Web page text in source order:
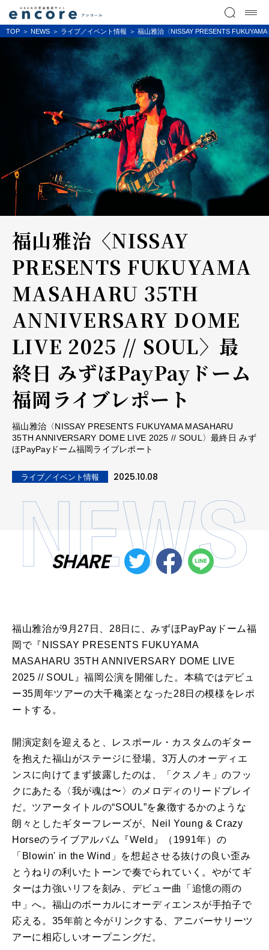
TOP NEWS ライブ／イベント情報 福山雅治〈NISSAY PRESENTS
福山雅治〈NISSAY
PRESENTS FUKUYAMA
MASAHARU 35TH
ANNIVERSARY DOME
LIVE 2025 // SOUL〉最
終日 みずほPayPayドーム
福岡ライブレポート
福山雅治〈NISSAY PRESENTS FUKUYAMA MASAHARU
35TH ANNIVERSARY DOME LIVE 2025 // SOUL〉最終日 みず
ほPayPayドーム福岡ライブレポート
ライブ／イベント情報 2025.10.08
SHARE
福山雅治が9月27日、28日に、みずほPayPayドーム福
岡で『NISSAY PRESENTS FUKUYAMA
MASAHARU 35TH ANNIVERSARY DOME LIVE
2025 // SOUL』福岡公演を開催した。本稿ではデビュ
ー35周年ツアーの大千穐楽となった28日の模様をレポ
ートする。
開演定刻を迎えると、レスポール・カスタムのギター
を抱えた福山がステージに登場。3万人のオーディエ
ンスに向けてまず披露したのは、「クスノキ」のフッ
クにあたる〈我が魂は〜〉のメロディのリードプレイ
だ。ツアータイトルの“SOUL”を象徴するかのような
朗々としたギターフレーズが、Neil Young & Crazy
Horseのライブアルバム『Weld』（1991年）の
「Blowin' in the Wind」を想起させる抜けの良い歪み
とうねりの利いたトーンで奏でられていく。やがてギ
ターは力強いリフを刻み、デビュー曲「追憶の雨の
中」へ。福山のボーカルにオーディエンスが手拍子で
応える。35年前と今がリンクする、アニバーサリーツ
アーに相応しいオープニングだ。